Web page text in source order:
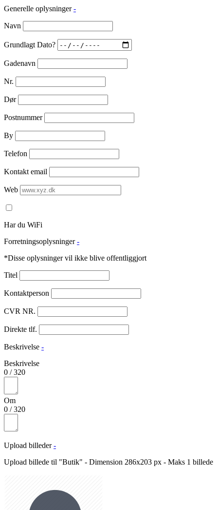
Generelle oplysninger -
Navn
Grundlagt Dato?
Gadenavn
Nr.
Dør
Postnummer
By
Telefon
Kontakt email
Web
Har du WiFi
Forretningsoplysninger -
*Disse oplysninger vil ikke blive offentliggjort
Titel
Kontaktperson
CVR NR.
Direkte tlf.
Beskrivelse -
Beskrivelse
0 /320
Om
0 /320
Upload billeder -
Upload billede til "Butik" - Dimension 286x203 px - Maks 1 billede